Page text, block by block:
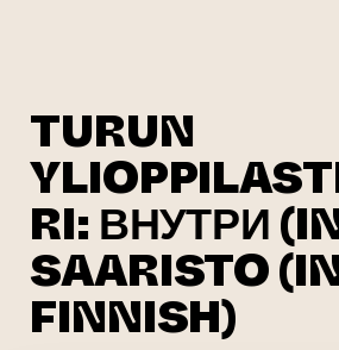
TURUN
RI: ВНУТРИ
SAARISTO
FINNISH)